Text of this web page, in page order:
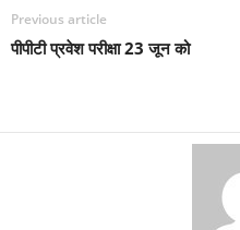
Previous article
पीपीटी प्रवेश परीक्षा 23 जून को